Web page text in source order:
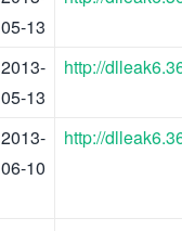
05-13
2013-
05-13
http://
2013-
06-10
http://